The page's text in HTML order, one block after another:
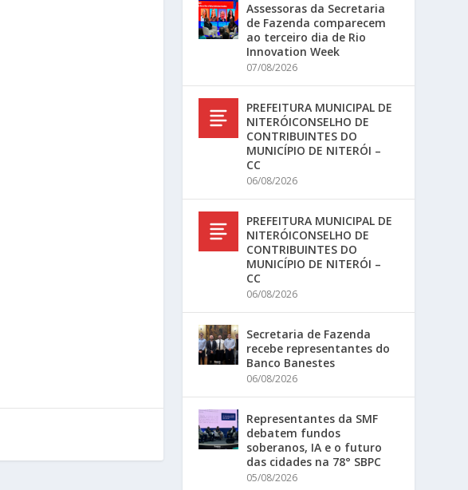
Assessoras da Secretaria
de Fazenda comparecem
ao terceiro dia de Rio
Innovation Week
07/08/2026
PREFEITURA MUNICIPAL DE
NITERÓICONSELHO DE
CONTRIBUINTES DO
MUNICÍPIO DE NITERÓI –
CC
06/08/2026
PREFEITURA MUNICIPAL DE
NITERÓICONSELHO DE
CONTRIBUINTES DO
MUNICÍPIO DE NITERÓI –
CC
06/08/2026
Secretaria de Fazenda
recebe representantes do
Banco Banestes
06/08/2026
Representantes da SMF
debatem fundos
soberanos, IA e o futuro
das cidades na 78° SBPC
05/08/2026